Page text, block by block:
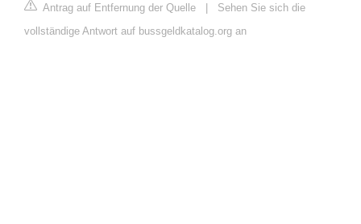
Antrag auf Entfernung der Quelle
Sehen Sie sich die
vollständige Antwort auf bussgeldkatalog.org an